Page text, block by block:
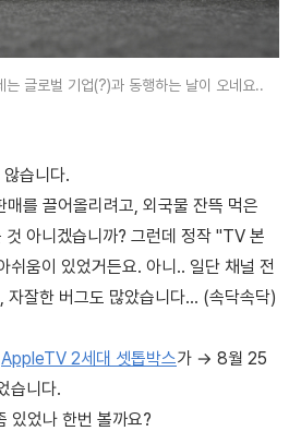
는 글로벌 기업(?)과 동행하는 날이 오네요..
습니다.
를 끌어올리려고, 외국물 잔뜩 먹은
아니겠습니까? 그런데 정작 "TV 본
쉬움이 있었거든요. 아니.. 일단 채널 전
자잘한 버그도 많았습니다... (속닥속닥)
AppleTV 2세대 셋톱박스가 → 8월 25
습니다.
있었나 한번 볼까요?